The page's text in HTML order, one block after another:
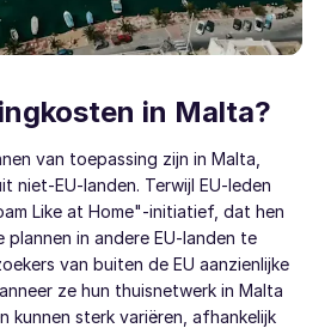
in Malta?
van toepassing zijn in Malta,
niet-EU-landen. Terwijl EU-leden
Like at Home"-initiatief, dat hen
in andere EU-landen te
van buiten de EU aanzienlijke
ze hun thuisnetwerk in Malta
kunnen sterk variëren, afhankelijk